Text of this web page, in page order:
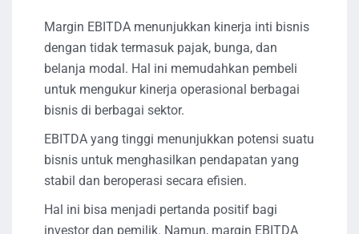
Margin EBITDA menunjukkan kinerja inti bisnis
dengan tidak termasuk pajak, bunga, dan
belanja modal. Hal ini memudahkan pembeli
untuk mengukur kinerja operasional berbagai
bisnis di berbagai sektor.
EBITDA yang tinggi menunjukkan potensi suatu
bisnis untuk menghasilkan pendapatan yang
stabil dan beroperasi secara efisien.
Hal ini bisa menjadi pertanda positif bagi
investor dan pemilik. Namun, margin EBITDA